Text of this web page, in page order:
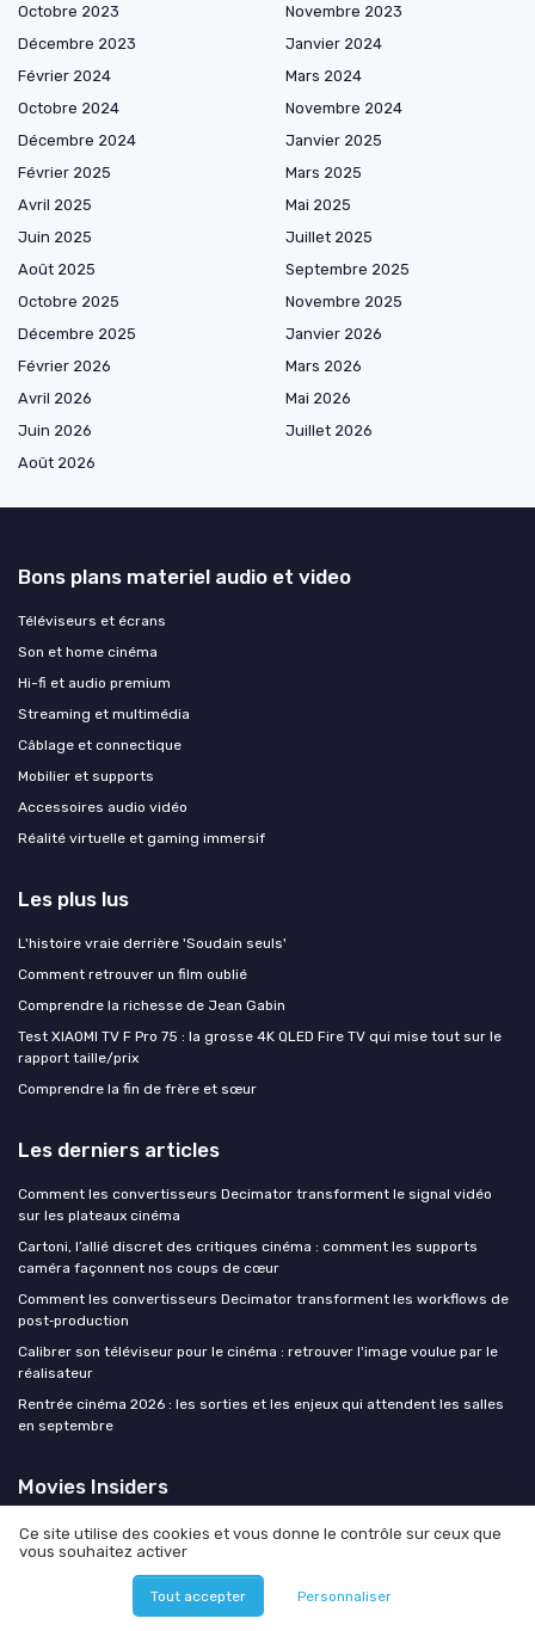
Octobre 2023
Novembre 2023
Décembre 2023
Janvier 2024
Février 2024
Mars 2024
Octobre 2024
Novembre 2024
Décembre 2024
Janvier 2025
Février 2025
Mars 2025
Avril 2025
Mai 2025
Juin 2025
Juillet 2025
Août 2025
Septembre 2025
Octobre 2025
Novembre 2025
Décembre 2025
Janvier 2026
Février 2026
Mars 2026
Avril 2026
Mai 2026
Juin 2026
Juillet 2026
Août 2026
Bons plans materiel audio et video
Téléviseurs et écrans
Son et home cinéma
Hi-fi et audio premium
Streaming et multimédia
Câblage et connectique
Mobilier et supports
Accessoires audio vidéo
Réalité virtuelle et gaming immersif
Les plus lus
L'histoire vraie derrière 'Soudain seuls'
Comment retrouver un film oublié
Comprendre la richesse de Jean Gabin
Test XIAOMI TV F Pro 75 : la grosse 4K QLED Fire TV qui mise tout sur le
rapport taille/prix
Comprendre la fin de frère et sœur
Les derniers articles
Comment les convertisseurs Decimator transforment le signal vidéo
sur les plateaux cinéma
Cartoni, l’allié discret des critiques cinéma : comment les supports
caméra façonnent nos coups de cœur
Comment les convertisseurs Decimator transforment les workflows de
post‑production
Calibrer son téléviseur pour le cinéma : retrouver l'image voulue par le
réalisateur
Rentrée cinéma 2026 : les sorties et les enjeux qui attendent les salles
en septembre
Movies Insiders
Média
Marketplace
Ce site utilise des cookies et vous donne le contrôle sur ceux que
vous souhaitez activer
Tout accepter Personnaliser